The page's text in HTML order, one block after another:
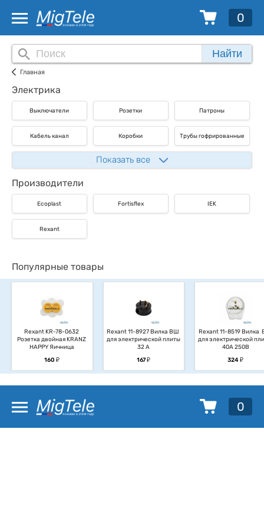
0
Найти
Главная
Электрика
Выключатели Розетки Патроны
Кабель канал Коробки Трубы гофрированные
Показать все
Производители
Ecoplast Fortisflex IEK
Rexant
Популярные товары
Rexant KR-78-0632
Розетка двойная KRANZ
HAPPY Яичница
160у
Rexant 11-8927 Вилка ВШ
для электрической плиты
32 А
167у
Rexant 11-8519 Вилка
для электрической
40А 250В
324у
0